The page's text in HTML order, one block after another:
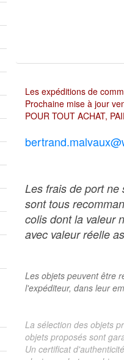
Les expéditions de
Prochaine mise à jour
POUR TOUT ACHAT,
Les frais de port ne
sont tous
colis dont la valeur
avec valeur réelle
Les objets peuvent être
l'expéditeur, dans leur
La sélection des objets
objets proposés sont
Un certificat